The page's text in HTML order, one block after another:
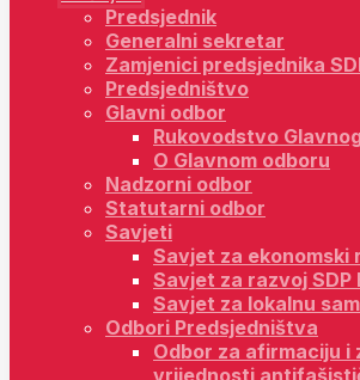
Predsjednik
Generalni sekretar
Zamjenici predsjednika
Predsjedništvo
Glavni odbor
Rukovodstvo
O Glavnom odboru
Nadzorni odbor
Statutarni odbor
Savjeti
Savjet za ekonomski
Savjet za razvoj SDP
Savjet za lokalnu
Odbori Predsjedništva
Odbor za afirmaciju i
vrijednosti